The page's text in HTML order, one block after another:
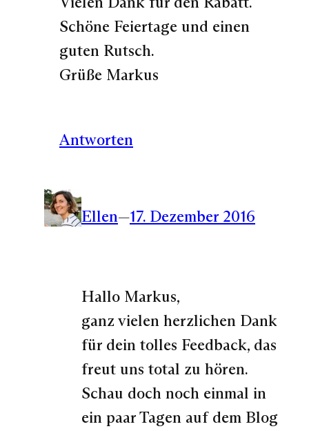
Schöne Feiertage und einen
guten Rutsch.
Grüße Markus
Antworten
Ellen—17. Dezember 2016
Hallo Markus,
ganz vielen herzlichen Dank
für dein tolles Feedback, das
freut uns total zu hören.
Schau doch noch einmal in
ein paar Tagen auf dem Blog